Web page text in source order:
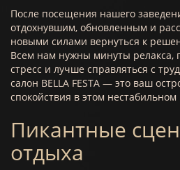
После посещения нашего
отдохнувшим, обновленным и
новыми силами вернуться к
Всем нам нужны минуты релакса,
стресс и лучше справляться с
салон BELLA FESTA — это ваш
спокойствия в этом
Пикантные
отдыха